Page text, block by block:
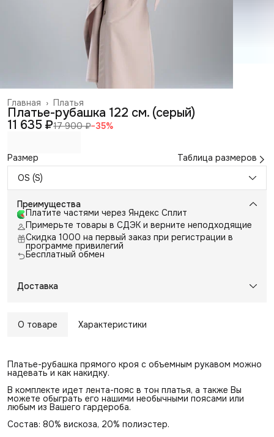
Платья
Главная ›
Платье-рубашка 122 см. (серый)
11 635 ₽17 900 ₽−35%
Размер
Таблица размеров
OS (S)
Преимущества
Платите частями через Яндекс Сплит
Примерьте товары в СДЭК и верните неподходящие
Скидка 1000 на первый заказ при регистрации в
программе привилегий
Бесплатный обмен
Доставка
О товаре Характеристики
Платье-рубашка прямого кроя с объемным рукавом можно
надевать и как накидку.
В комплекте идет лента-пояс в тон платья, а также Вы
можете обыграть его нашими необычными поясами или
любым из Вашего гардероба.
Состав: 80% вискоза, 20% полиэстер.